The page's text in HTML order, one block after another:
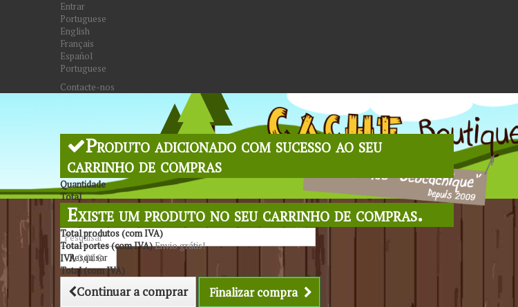
Entrar
Portuguese
English
Français
Español
Portuguese
Contacte-nos
Pesquisar
Produto adicionado com sucesso ao seu
carrinho de compras
Quantidade
Total
Existe um produto no seu carrinho de compras.
Total produtos (com IVA)
Total portes (com IVA)Envio grátis!
IVA0,00 €
Total (com IVA)
Continuar a comprar Finalizar compra